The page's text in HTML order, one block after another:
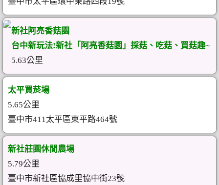
新社阿亮香菇園
台中新玩法!新社「阿亮香菇園」採菇、吃菇、買菇趣~
5.63公里
太平買菸場
5.65公里
臺中市411太平區東平路464號
新社莊園休閒農場
5.79公里
臺中市新社區協成里協中街23號